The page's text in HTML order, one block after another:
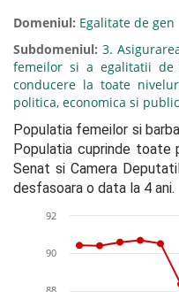
Domeniul: Egalitate de gen
Subdomeniul: 3.
femeilor si a egalitatii de
conducere la toate
politica, economica si
Populatia femeilor si
Populatia cuprinde toate
Senat si Camera
desfasoara o data la 4 ani.
90
92